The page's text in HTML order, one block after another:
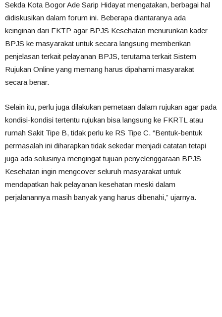
Sekda Kota Bogor Ade Sarip Hidayat mengatakan, berbagai hal
didiskusikan dalam forum ini. Beberapa diantaranya ada
keinginan dari FKTP agar BPJS Kesehatan menurunkan kader
BPJS ke masyarakat untuk secara langsung memberikan
penjelasan terkait pelayanan BPJS, terutama terkait Sistem
Rujukan Online yang memang harus dipahami masyarakat
secara benar.
Selain itu, perlu juga dilakukan pemetaan dalam rujukan agar pada
kondisi-kondisi tertentu rujukan bisa langsung ke FKRTL atau
rumah Sakit Tipe B, tidak perlu ke RS Tipe C. “Bentuk-bentuk
permasalah ini diharapkan tidak sekedar menjadi catatan tetapi
juga ada solusinya mengingat tujuan penyelenggaraan BPJS
Kesehatan ingin mengcover seluruh masyarakat untuk
mendapatkan hak pelayanan kesehatan meski dalam
perjalanannya masih banyak yang harus dibenahi,” ujarnya.